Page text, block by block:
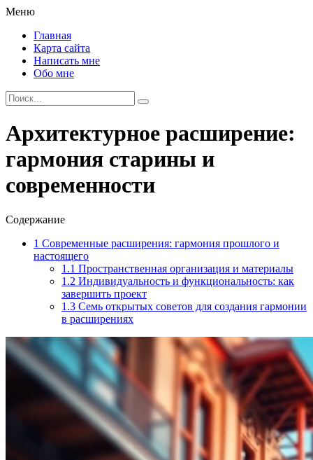
Меню
Главная
Карта сайта
Написать мне
Обо мне
Архитектурное расширение:
гармония старины и
современности
Содержание
1 Современные расширения: гармония прошлого и
настоящего
1.1 Пространственная организация и материалы
1.2 Индивидуальность и функциональность: как
завершить проект
1.3 Семь открытых советов для создания гармонии
в расширениях